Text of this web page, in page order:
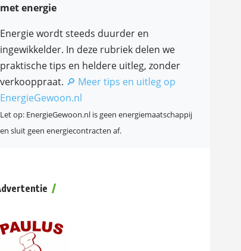
met energie
Energie wordt steeds duurder en
ingewikkelder. In deze rubriek delen we
praktische tips en heldere uitleg, zonder
verkooppraat. 🔎 Meer tips en uitleg op
EnergieGewoon.nl
Let op: EnergieGewoon.nl is geen energiemaatschappij
en sluit geen energiecontracten af.